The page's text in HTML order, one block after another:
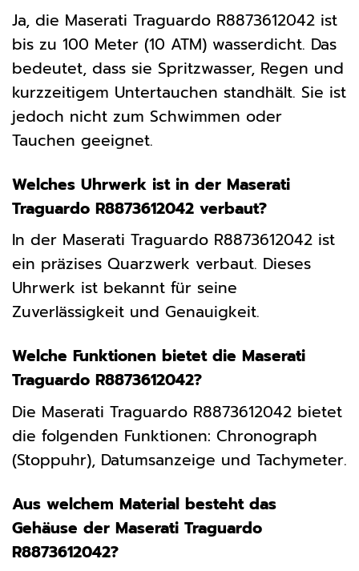
Ja, die Maserati Traguardo R8873612042 ist
bis zu 100 Meter (10 ATM) wasserdicht. Das
bedeutet, dass sie Spritzwasser, Regen und
kurzzeitigem Untertauchen standhält. Sie ist
jedoch nicht zum Schwimmen oder
Tauchen geeignet.
Welches Uhrwerk ist in der Maserati
Traguardo R8873612042 verbaut?
In der Maserati Traguardo R8873612042 ist
ein präzises Quarzwerk verbaut. Dieses
Uhrwerk ist bekannt für seine
Zuverlässigkeit und Genauigkeit.
Welche Funktionen bietet die Maserati
Traguardo R8873612042?
Die Maserati Traguardo R8873612042 bietet
die folgenden Funktionen: Chronograph
(Stoppuhr), Datumsanzeige und Tachymeter.
Aus welchem Material besteht das
Gehäuse der Maserati Traguardo
R8873612042?